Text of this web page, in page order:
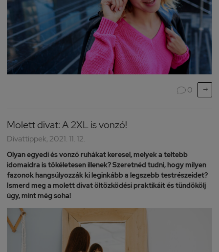
0 
Molett divat: A 2XL is vonzó!
Divattippek, 2021. 11. 12.
Olyan egyedi és vonzó ruhákat keresel, melyek a teltebb
idomaidra is tökéletesen illenek? Szeretnéd tudni, hogy milyen
fazonok hangsúlyozzák ki leginkább a legszebb testrészeidet?
Ismerd meg a molett divat öltözködési praktikáit és tündökölj
úgy, mint még soha!